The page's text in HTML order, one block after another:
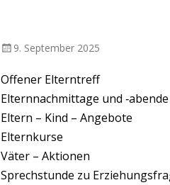
Veröffentlicht
9. September 2025
Offener Elterntreff
Elternnachmittage und
Eltern – Kind – Angebote
Elternkurse
Väter – Aktionen
Sprechstunde zu